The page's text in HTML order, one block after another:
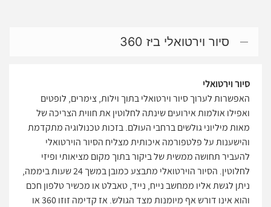
סיור וירטואלי ביז 360
סיור וירטואלי
האפשרות לערוך סיור וירטואלי בתוך וילות, צימרים, לופטים
ואפילו אולמות אירועים שינתה לחלוטין את חווית הצריכה של
מאות מיליוני גולשים ברחבי העולם. בזכות טכנולוגיה מתקדמת
והישענות על פלטפורמה איכותית מצליח הסיור הוירטואלי
להעביר תחושה ממשית של ביקור בתוך מקום מציאותי ופיזי
לחלוטין. הסיור הוירטואלי מתבצע כמובן במשך 24 שעות ביממה,
ניתן לגשת אליו ממחשב נייח, נייד, טאבלט או מכשיר טלפון חכם
והוא אינו דורש אף מיומנות מצד הגולש. אז קדימה זוזו 360 או